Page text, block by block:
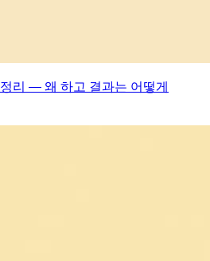
리 — 왜 하고 결과는 어떻게